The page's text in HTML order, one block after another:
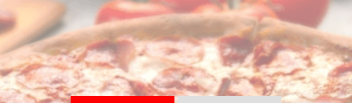
ACCUEIL
LA CARTE
VOTRE COMPTE